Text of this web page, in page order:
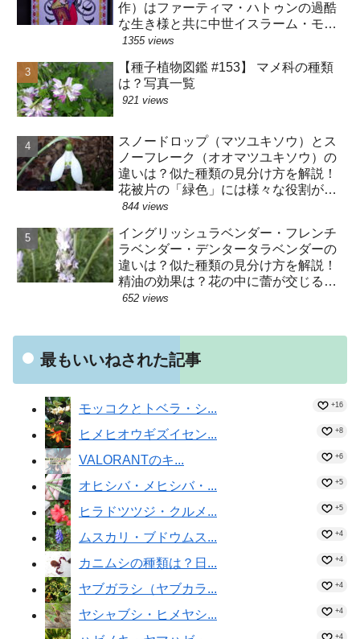
作）はファーティマ・ハトゥンの過酷
な生き様と共に中世イスラーム・モン
ゴルの暮らしが分かる漫画です【史実
1355 views
【種子植物図鑑 #153】 マメ科の種類
は？写真一覧
921 views
スノードロップ（マツユキソウ）とス
ノーフレーク（オオマツユキソウ）の
違いは？似た種類の見分け方を解説！
花被片の「緑色」には様々な役割があ
った！？
844 views
イングリッシュラベンダー・フレンチ
ラベンダー・デンタータラベンダーの
違いは？似た種類の見分け方を解説！
精油の効果は？花の中に蕾が交じるの
はなぜ？種子はヒツジが運んでい
652 views
最もいいねされた記事
モッコクとトベラ・シ... +16
ヒメヒオウギズイセン... +8
VALORANTのキ... +6
オヒシバ・メヒシバ・... +5
ヒラドツツジ・クルメ... +5
ムスカリ・ブドウムス... +4
カニムシの種類は？日... +4
ヤブガラシ（ヤブカラ... +4
ヤシャブシ・ヒメヤシ... +4
+4